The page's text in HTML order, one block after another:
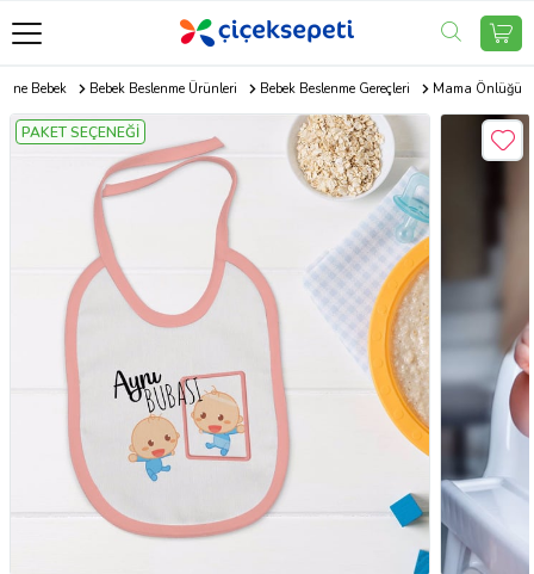
Bebek Bebek Beslenme Ürünleri Bebek Beslenme Gereçleri Mama Önlüğü
PAKET SEÇENEĞİ